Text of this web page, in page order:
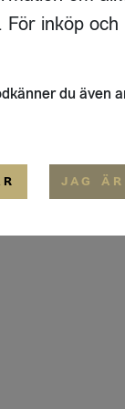
FLAIVY
OM OSS
inköp
du även
JAG